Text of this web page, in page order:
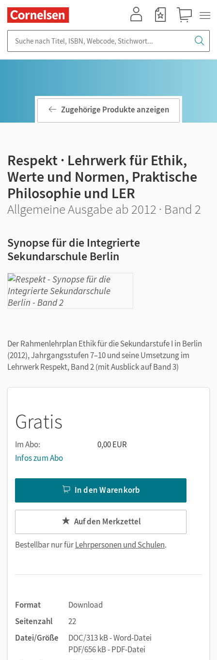
Zugehörige Produkte anzeigen
Respekt · Lehrwerk für Ethik,
Werte und Normen, Praktische
Philosophie und LER
Allgemeine Ausgabe ab 2012 · Band 2
Synopse für die Integrierte
Sekundarschule Berlin
Der Rahmenlehrplan Ethik für die Sekundarstufe I in Berlin
(2012), Jahrgangsstufen 7–10 und seine Umsetzung im
Lehrwerk Respekt, Band 2 (mit Ausblick auf Band 3)
Gratis
Im Abo:
0,00 EUR
Infos zum Abo
In den Warenkorb
Auf den Merkzettel
Bestellbar nur fürLehrpersonen und Schulen.
Format
Download
Seitenzahl
22
Datei/Größe
DOC/313 kB - Word-Datei
PDF/656 kB - PDF-Datei